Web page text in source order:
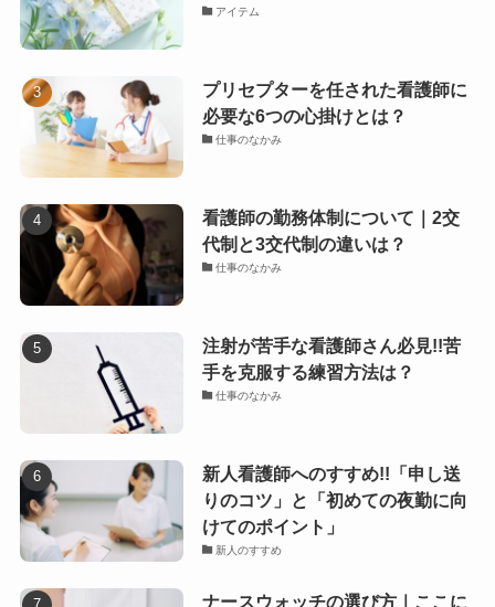
アイテム
プリセプターを任された看護師に
必要な6つの心掛けとは？
仕事のなかみ
看護師の勤務体制について｜2交
代制と3交代制の違いは？
仕事のなかみ
注射が苦手な看護師さん必見!!苦
手を克服する練習方法は？
仕事のなかみ
新人看護師へのすすめ!!「申し送
りのコツ」と「初めての夜勤に向
けてのポイント」
新人のすすめ
ナースウォッチの選び方｜ここに